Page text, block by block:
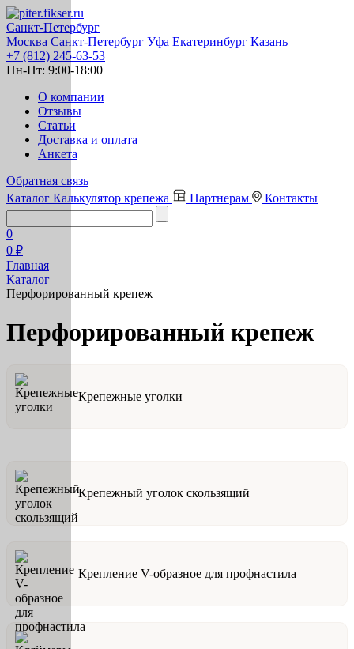
Санкт-Петербург
Москва Санкт-Петербург Уфа Екатеринбург Казань
+7 (812) 245-63-53
Пн-Пт: 9:00-18:00
О компании
Отзывы
Статьи
Доставка и оплата
Анкета
Обратная связь
Каталог Калькулятор крепежа Партнерам Контакты
0
0 ₽
Главная
Каталог
Перфорированный крепеж
Перфорированный крепеж
Крепежные уголки
Крепежный уголок скользящий
Крепление V-образное для профнастила